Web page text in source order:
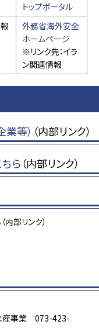
トップポータル
外務省海外安全
ホームページ
※リンク先：イラ
ン関連情報
等） （内部リンク）
ら（内部リンク）
（内部リンク）
事業 073-423-